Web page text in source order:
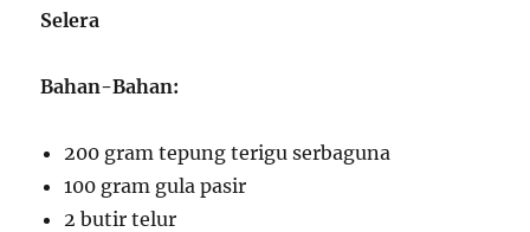
Selera
Bahan-Bahan:
200 gram tepung terigu serbaguna
100 gram gula pasir
2 butir telur